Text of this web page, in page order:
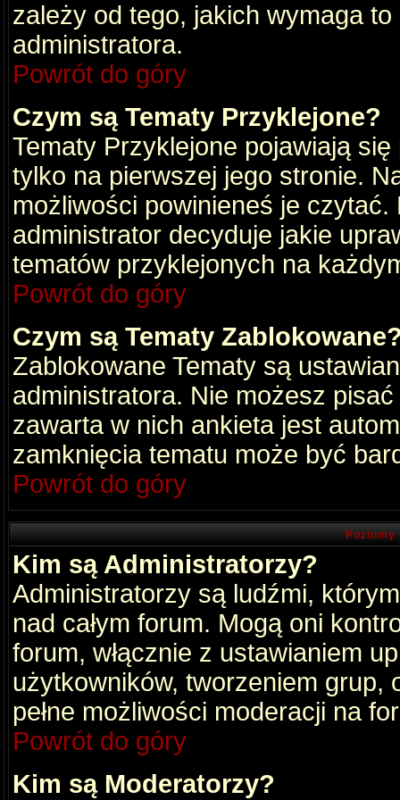
zależy od tego, jakich wymaga
administratora.
Powrót do góry
Czym są Tematy Przyklejone?
Tematy Przyklejone pojawiają
tylko na pierwszej jego stronie.
możliwości powinieneś je czytać.
administrator decyduje jakie
tematów przyklejonych na
Powrót do góry
Czym są Tematy
Zablokowane Tematy są
administratora. Nie możesz
zawarta w nich ankieta jest
zamknięcia tematu może być
Powrót do góry
Kim są Administratorzy?
Administratorzy są ludźmi,
nad całym forum. Mogą oni
forum, włącznie z ustawianiem
użytkowników, tworzeniem grup,
pełne możliwości moderacji na
Powrót do góry
Kim są Moderatorzy?